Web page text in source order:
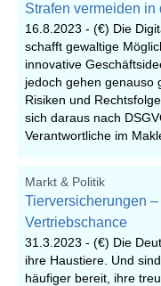
Strafen vermeiden
16.8.2023 - (€) Die
schafft gewaltige
innovative
jedoch gehen genauso
Risiken und
sich daraus nach
Verantwortliche im
Markt & Politik
Tierversicherungen –
Vertriebschance
31.3.2023 - (€) Die
ihre Haustiere. Und
häufiger bereit, ihre